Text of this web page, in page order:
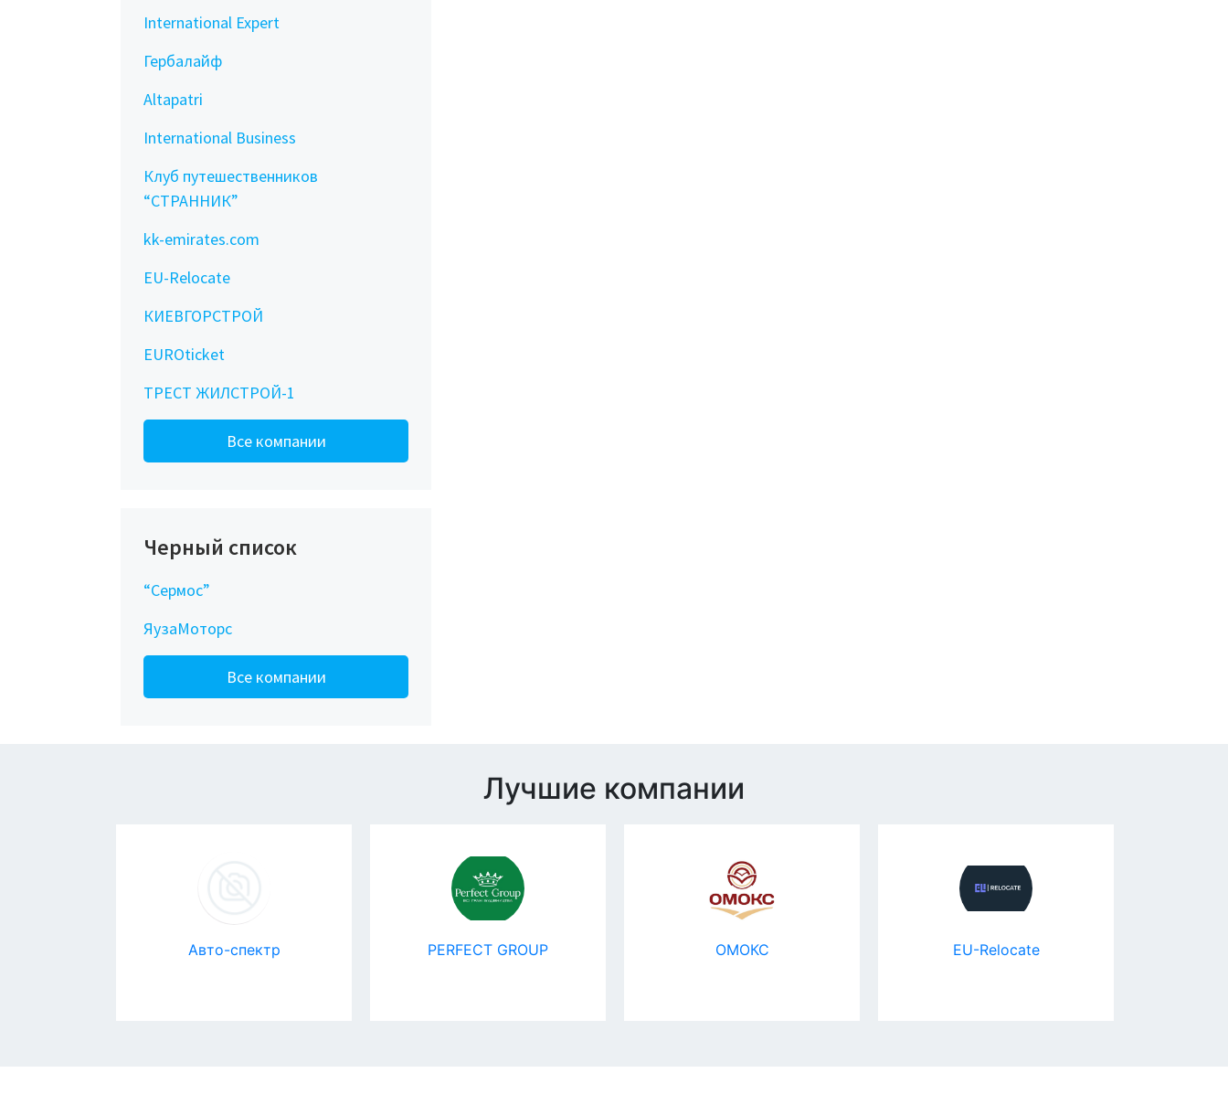
International Expert
Гербалайф
Altapatri
International Business
Клуб путешественников
“СТРАННИК”
kk-emirates.com
EU-Relocate
КИЕВГОРСТРОЙ
EUROticket
ТРЕСТ ЖИЛСТРОЙ-1
Все компании
Черный список
“Сермос”
ЯузаМоторс
Все компании
Лучшие компании
Авто-спектр PERFECT GROUP ОМОКС EU-Relocate